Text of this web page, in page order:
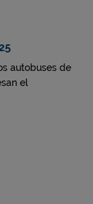
autobuses de
el